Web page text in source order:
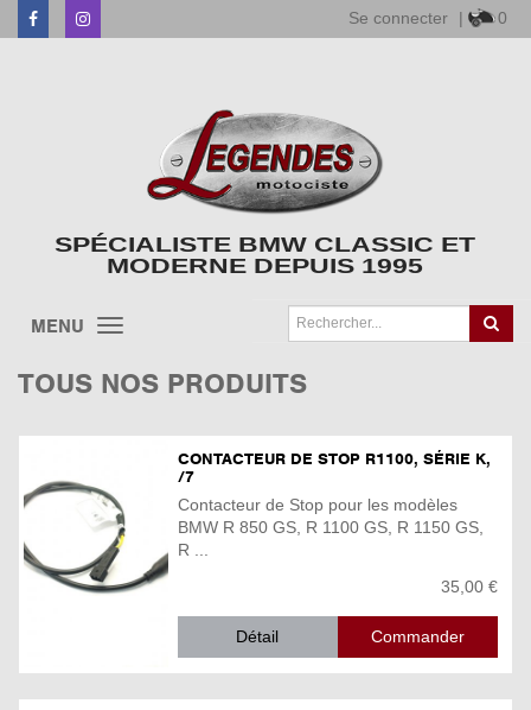
FacebookInstagram Se connecter | 0
SPÉCIALISTE BMW CLASSIC ET
MODERNE DEPUIS 1995
MENU
TOUS NOS PRODUITS
CONTACTEUR DE STOP R1100, SÉRIE K,
/7
Contacteur de Stop pour les modèles
BMW R 850 GS, R 1100 GS, R 1150 GS,
R ...
35,00 €
Détail